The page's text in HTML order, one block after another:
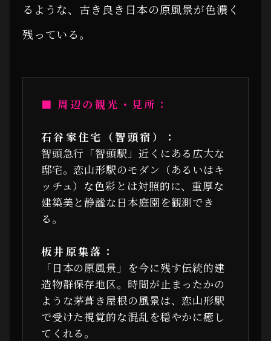
るような、古き良き日本の原風景が色濃く
残っている。
■ 周辺の観光・見所：
石谷家住宅（智頭宿）：
智頭急行「智頭駅」近くにある広大な
邸宅。恋山形駅のモダン（あるいはキ
ッチュ）な色彩とは対照的に、重厚な
建築美と静謐な日本庭園を観測でき
る。
板井原集落：
「日本の原風景」を今に残す伝統的建
造物群保存地区。時間が止まったかの
ような茅葺き屋根の風景は、恋山形駅
で受けた視覚的な混乱を穏やかに癒し
てくれる。